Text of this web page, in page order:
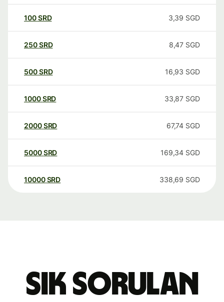
100SRD 3,39 SGD
250SRD 8,47 SGD
500SRD 16,93 SGD
1000SRD 33,87 SGD
2000SRD 67,74 SGD
5000SRD 169,34 SGD
10000 SRD 338,69 SGD
Sık sorulan